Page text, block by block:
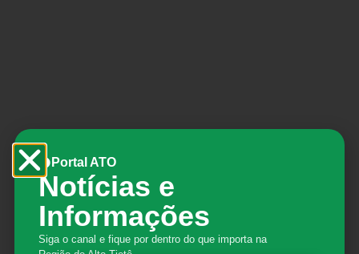
A oportunidade é destinada, principalmente, para
aqueles que residem com fácil acesso à região de
Portal ATO
Notícias e
Informações
Siga o canal e fique por dentro do que importa na